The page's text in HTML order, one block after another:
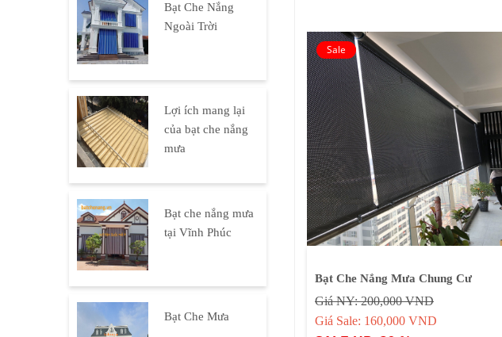
Bạt Che Nắng
Ngoài Trời
Lợi ích mang lại
của bạt che nắng
mưa
Bạt che nắng mưa
tại Vĩnh Phúc
Bạt Che Mưa
Bạt Che Nắng Mưa Chung Cư
Giá NY: 200,000 VND
Giá Sale: 160,000 VND